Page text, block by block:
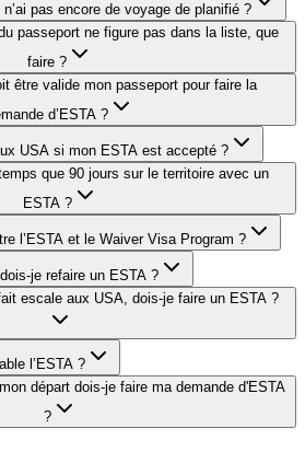
pas encore de voyage de planifié ?
passeport ne figure pas dans la liste, que
faire ?
être valide mon passeport pour faire la
d’ESTA ?
USA si mon ESTA est accepté ?
que 90 jours sur le territoire avec un
ESTA ?
l’ESTA et le Waiver Visa Program ?
je refaire un ESTA ?
escale aux USA, dois-je faire un ESTA ?
l’ESTA ?
départ dois-je faire ma demande d'ESTA
?